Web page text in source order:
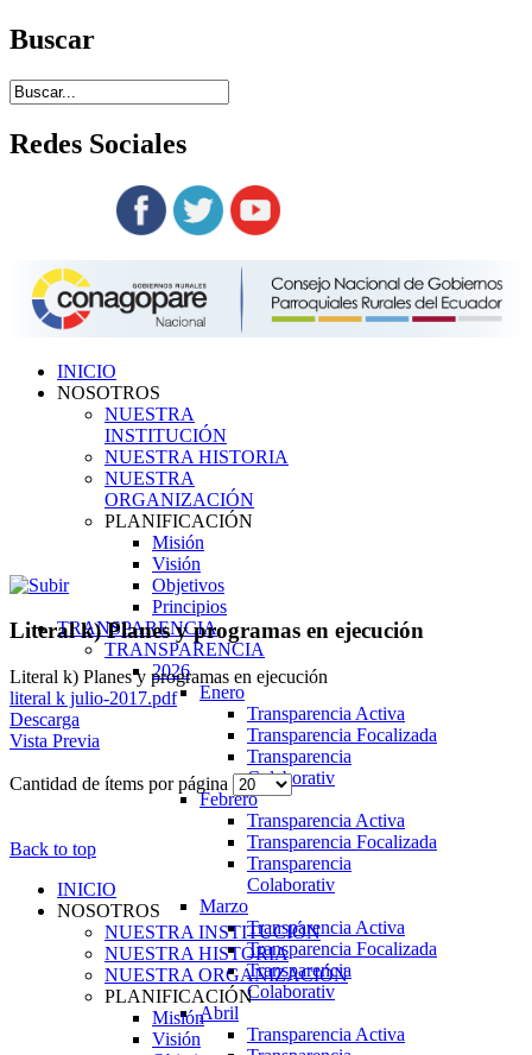
Buscar
Redes Sociales
INICIO
NOSOTROS
NUESTRA
INSTITUCIÓN
NUESTRA HISTORIA
NUESTRA
ORGANIZACIÓN
PLANIFICACIÓN
Misión
Visión
Objetivos
Principios
TRANSPARENCIA
TRANSPARENCIA
2026
Enero
Transparencia Activa
Transparencia Focalizada
Transparencia
Colaborativ
Febrero
Transparencia Activa
Transparencia Focalizada
Transparencia
Colaborativ
Marzo
Transparencia Activa
Transparencia Focalizada
Transparencia
Colaborativ
Abril
Transparencia Activa
Literal k) Planes y programas en ejecución
Literal k) Planes y programas en ejecución
literal k julio-2017.pdf
Descarga
Vista Previa
Cantidad de ítems por página
Back to top
INICIO
NOSOTROS
NUESTRA INSTITUCIÓN
NUESTRA HISTORIA
NUESTRA ORGANIZACIÓN
PLANIFICACIÓN
Misión
Visión